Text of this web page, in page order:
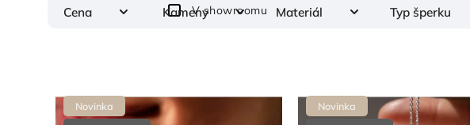
Cena V showroomu 7
Kameny Materiál Typ šperku
Novinka
Novinka